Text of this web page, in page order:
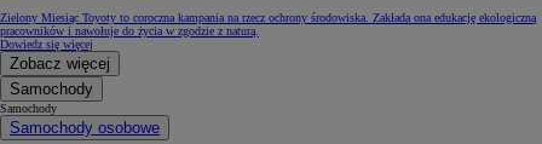
Zielony Miesiąc Toyoty to coroczna kampania na rzecz ochrony środowiska. Zakłada ona edukację ekologiczną
pracowników i nawołuje do życia w zgodzie z naturą.
Dowiedz się więcej
Zobacz więcej
Samochody
Samochody
Samochody osobowe